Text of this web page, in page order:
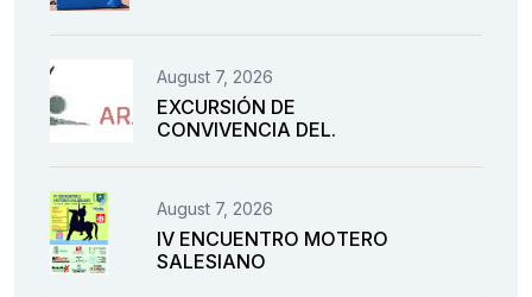
August 7, 2026
EXCURSIÓN DE
CONVIVENCIA DEL.
August 7, 2026
IV ENCUENTRO MOTERO
SALESIANO